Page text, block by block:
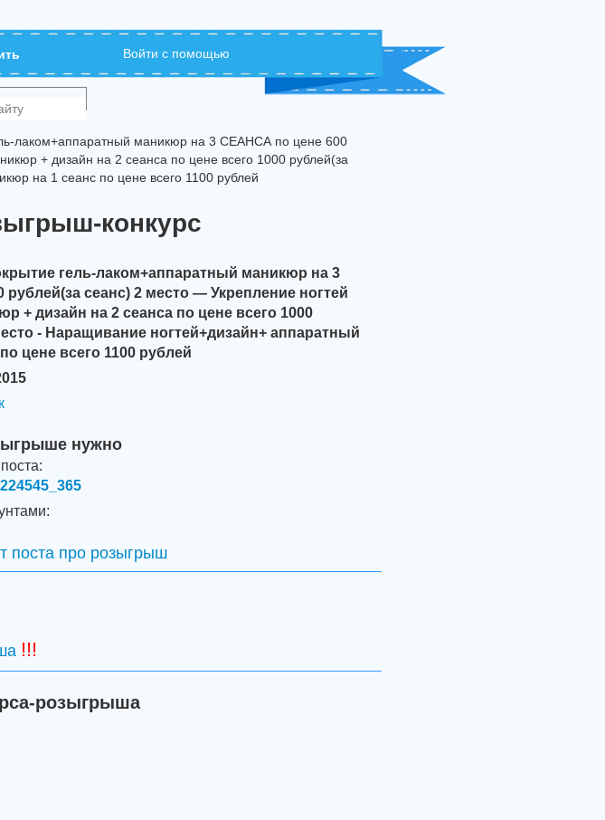
Войти с помощью
лаком+аппаратный маникюр на 3 СЕАНСА по цене 600
+ дизайн на 2 сеанса по цене всего 1000 рублей(за
на 1 сеанс по цене всего 1100 рублей
конкурс
гель-лаком+аппаратный маникюр на 3
сеанс) 2 место — Укрепление ногтей
+ дизайн на 2 сеанса по цене всего 1000
- Наращивание ногтей+дизайн+ аппаратный
цене всего 1100 рублей
нужно
поста про розыгрыш
!!!
розыгрыша